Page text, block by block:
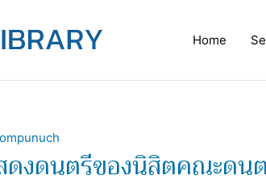
Home
ดงดนตรีของนิสิตคณะดน